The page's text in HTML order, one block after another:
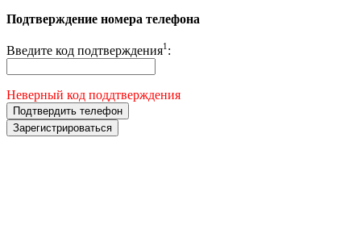
Подтверждение номера телефона
Введите код подтверждения1:
Неверный код поддтверждения
Подтвердить телефон
Зарегистрироваться